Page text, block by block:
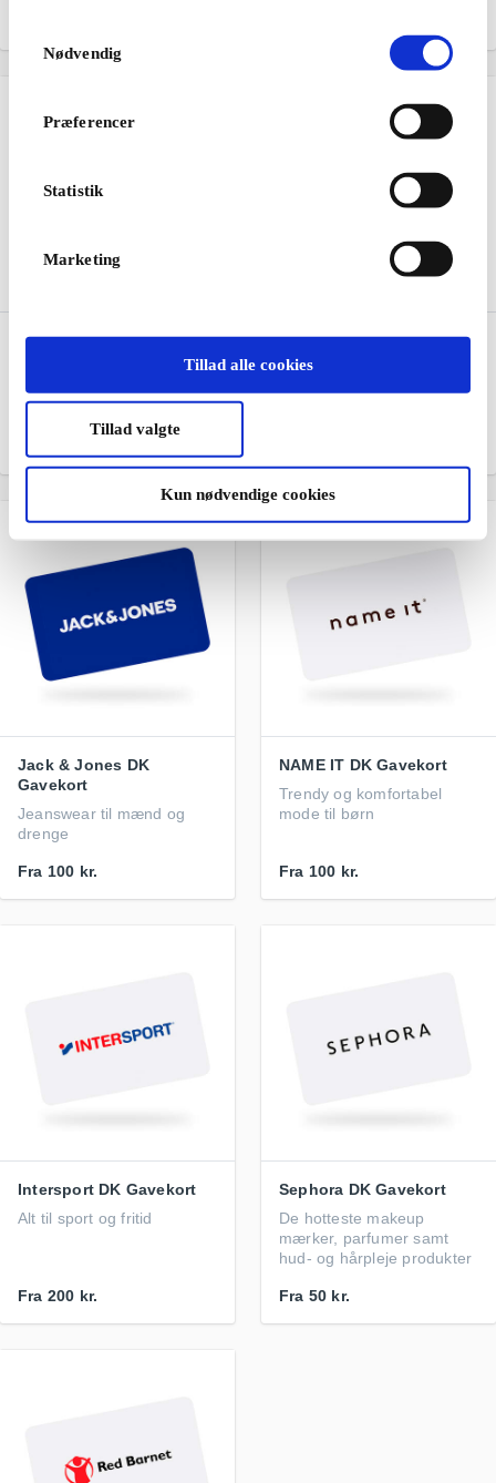
Nødvendig
Præferencer
Statistik
Marketing
Tillad alle cookies
Tillad valgte
Kun nødvendige cookies
Restaurangguiden -
Restaurant DK Gavekort
Et gavekort til masser af
oplevelser
Saxo DK Gavekort
Bøger, e-bøger og
lydbøger
Jack & Jones DK
Gavekort
Jeanswear til mænd og
drenge
Fra 100 kr.
NAME IT DK Gavekort
Trendy og komfortabel
mode til børn
Fra 100 kr.
Intersport DK Gavekort
Alt til sport og fritid
Fra 200 kr.
Sephora DK Gavekort
De hotteste makeup
mærker, parfumer samt
hud- og hårpleje produkter
Fra 50 kr.